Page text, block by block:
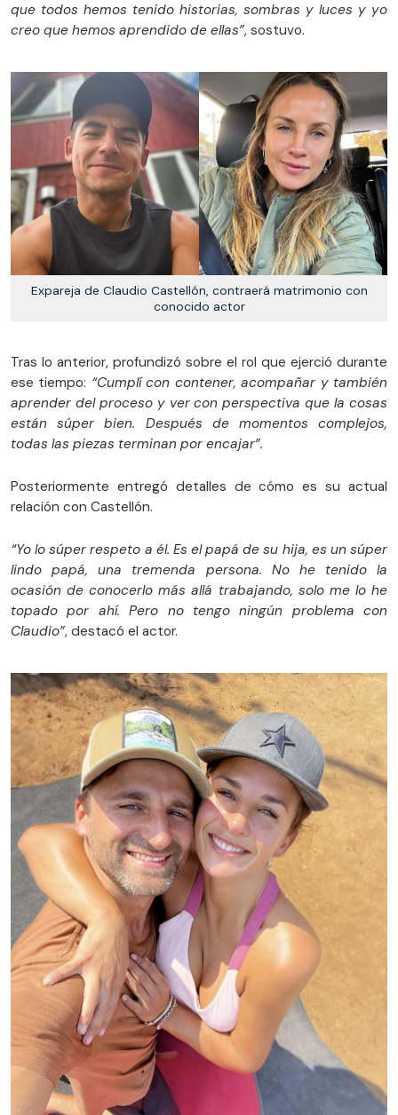
que todos hemos tenido historias, sombras y luces y yo
creo que hemos aprendido de ellas”, sostuvo.
Expareja de Claudio Castellón, contraerá matrimonio con
conocido actor
Tras lo anterior, profundizó sobre el rol que ejerció durante
ese tiempo: “Cumplí con contener, acompañar y también
aprender del proceso y ver con perspectiva que la cosas
están súper bien. Después de momentos complejos,
todas las piezas terminan por encajar”.
Posteriormente entregó detalles de cómo es su actual
relación con Castellón.
“Yo lo súper respeto a él. Es el papá de su hija, es un súper
lindo papá, una tremenda persona. No he tenido la
ocasión de conocerlo más allá trabajando, solo me lo he
topado por ahí. Pero no tengo ningún problema con
Claudio”, destacó el actor.